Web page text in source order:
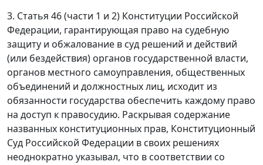
3. Статья 46 (части 1 и 2) Конституции Российской
Федерации, гарантирующая право на судебную
защиту и обжалование в суд решений и действий
(или бездействия) органов государственной власти,
органов местного самоуправления, общественных
объединений и должностных лиц, исходит из
обязанности государства обеспечить каждому право
на доступ к правосудию. Раскрывая содержание
названных конституционных прав, Конституционный
Суд Российской Федерации в своих решениях
неоднократно указывал, что в соответствии со